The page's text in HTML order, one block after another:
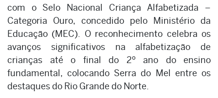
com o Selo Nacional Criança Alfabetizada –
Categoria Ouro, concedido pelo Ministério da
Educação (MEC). O reconhecimento celebra os
avanços significativos na alfabetização de
crianças até o final do 2º ano do ensino
fundamental, colocando Serra do Mel entre os
destaques do Rio Grande do Norte.